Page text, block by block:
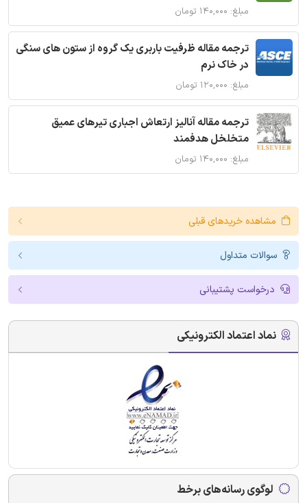
مبلغ: ۱۴۰,۰۰۰ تومان
ترجمه مقاله ظرفیت باربری یک گروه از ستون های سنگی
در خاک نرم
مبلغ: ۱۲۰,۰۰۰ تومان
ترجمه مقاله آنالیز ارتعاش اجباری تیرهای عمیق
متخلخل هدفمند
مبلغ: ۱۴۰,۰۰۰ تومان
مشاهده خریدهای قبلی
سوالات متداول
درخواست پشتیبانی
نماد اعتماد الکترونیکی
لوگوی رسانه‌های برخط